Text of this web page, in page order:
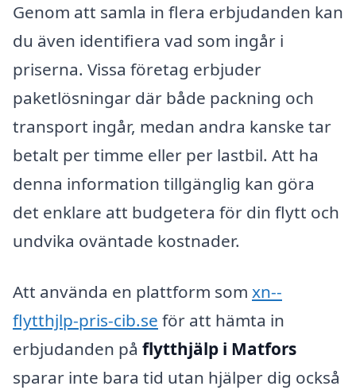
Genom att samla in flera erbjudanden kan
du även identifiera vad som ingår i
priserna. Vissa företag erbjuder
paketlösningar där både packning och
transport ingår, medan andra kanske tar
betalt per timme eller per lastbil. Att ha
denna information tillgänglig kan göra
det enklare att budgetera för din flytt och
undvika oväntade kostnader.
Att använda en plattform som xn--
flytthjlp-pris-cib.se för att hämta in
erbjudanden på flytthjälp i Matfors
sparar inte bara tid utan hjälper dig också